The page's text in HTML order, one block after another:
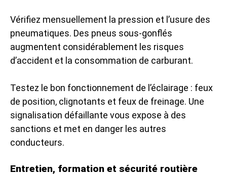
Vérifiez mensuellement la pression et l’usure des
pneumatiques. Des pneus sous-gonflés
augmentent considérablement les risques
d’accident et la consommation de carburant.
Testez le bon fonctionnement de l’éclairage : feux
de position, clignotants et feux de freinage. Une
signalisation défaillante vous expose à des
sanctions et met en danger les autres
conducteurs.
Entretien, formation et sécurité routière